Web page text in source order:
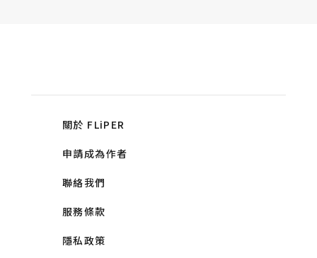
關於 FLiPER
申請成為作者
聯絡我們
服務條款
隱私政策